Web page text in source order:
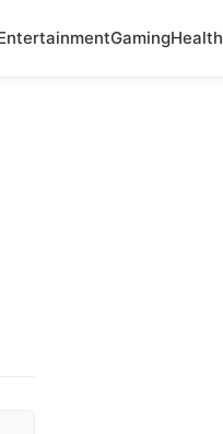
GamingHealth